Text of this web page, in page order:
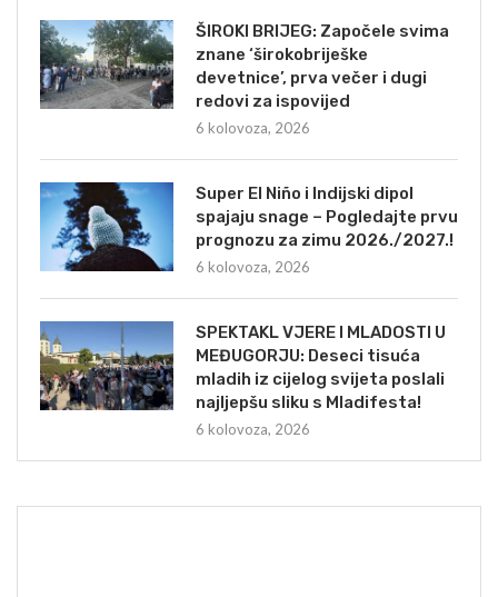
ŠIROKI BRIJEG: Započele svima
znane ‘širokobriješke
devetnice’, prva večer i dugi
redovi za ispovijed
6 kolovoza, 2026
Super El Niño i Indijski dipol
spajaju snage – Pogledajte prvu
prognozu za zimu 2026./2027.!
6 kolovoza, 2026
SPEKTAKL VJERE I MLADOSTI U
MEĐUGORJU: Deseci tisuća
mladih iz cijelog svijeta poslali
najljepšu sliku s Mladifesta!
6 kolovoza, 2026